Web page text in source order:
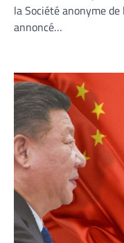
la Société anonyme
annoncé…